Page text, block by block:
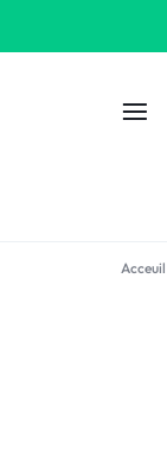
Acceuil